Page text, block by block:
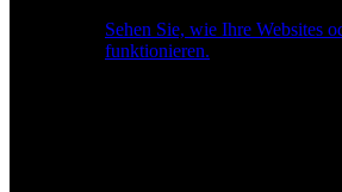
Sehen Sie, wie Ihre Websites
funktionieren.